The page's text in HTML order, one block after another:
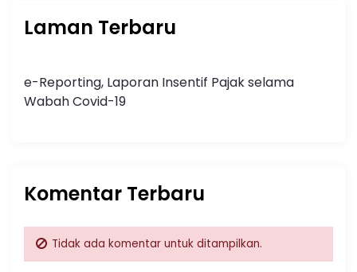
Laman Terbaru
e-Reporting, Laporan Insentif Pajak selama
Wabah Covid-19
Komentar Terbaru
Tidak ada komentar untuk ditampilkan.